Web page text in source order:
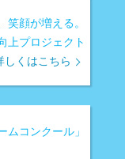
笑顔が増える。
上プロジェクト
しくはこちら
ムコンクール」